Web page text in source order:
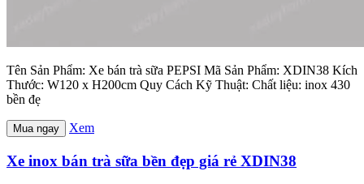
Tên Sản Phẩm: Xe bán trà sữa PEPSI Mã Sản Phẩm: XDIN38 Kích
Thước: W120 x H200cm Quy Cách Kỹ Thuật: Chất liệu: inox 430
bền đẹ
Mua ngay Xem
Xe inox bán trà sữa bền đẹp giá rẻ XDIN38